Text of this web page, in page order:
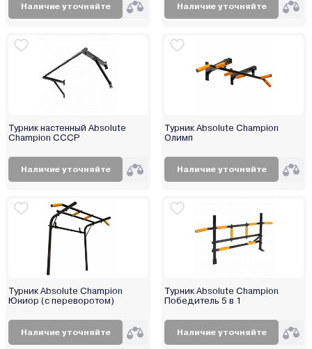
Наличие уточняйте Наличие уточняйте
Турник настенный Absolute
Champion СССР
Наличие уточняйте
Турник Absolute Champion
Олимп
Наличие уточняйте
Турник Absolute Champion
Юниор (с переворотом)
Наличие уточняйте
Турник Absolute Champion
Победитель 5 в 1
Наличие уточняйте